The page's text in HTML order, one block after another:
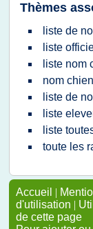
Thèmes
liste de
liste
liste nom
nom
liste de
liste
liste
toute les
Accueil |
d'utilisation |
de cette page